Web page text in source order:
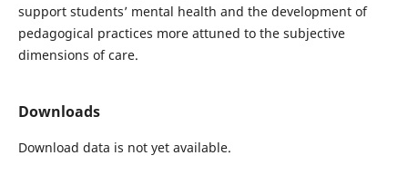
support students’ mental health and the development of
pedagogical practices more attuned to the subjective
dimensions of care.
Downloads
Download data is not yet available.